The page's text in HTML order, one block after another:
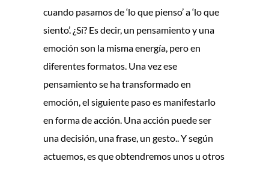
cuando pasamos de ‘lo que pienso’ a ‘lo que
siento’. ¿Sí? Es decir, un pensamiento y una
emoción son la misma energía, pero en
diferentes formatos. Una vez ese
pensamiento se ha transformado en
emoción, el siguiente paso es manifestarlo
en forma de acción. Una acción puede ser
una decisión, una frase, un gesto.. Y según
actuemos, es que obtendremos unos u otros